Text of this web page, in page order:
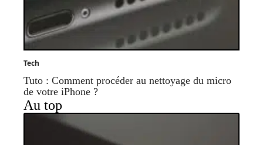
Tech
Tuto : Comment procéder au nettoyage du micro
de votre iPhone ?
Au top